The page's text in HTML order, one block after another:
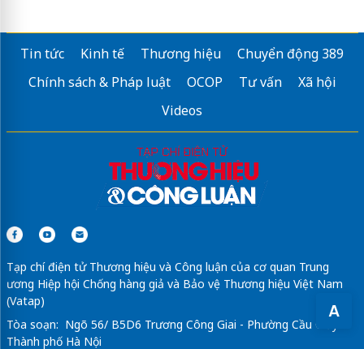
A
Lắp đặtmái nhôm che nắng tự động
trần nan nhựa giả gỗ
mái bạt xếp bắc ninh
Tin tức Kinh tế Thương hiệu
Chuyển động 389
Chính sách & Pháp luật
OCOP Tư vấn
Xã hội
Videos
Tạp chí điện tử Thương hiệu và Công luận của cơ quan Trung
ương Hiệp hội Chống hàng giả và Bảo vệ Thương hiệu Việt Nam
(Vatap)
Tòa soạn: Ngõ 56/ B5D6 Trương Công Giai - Phường Cầu Giấy -
Thành phố Hà Nội